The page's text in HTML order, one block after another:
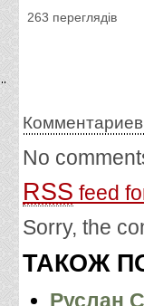
263 переглядів
No
RSS feed
Sorry, the
ТАКОЖ
Руслан